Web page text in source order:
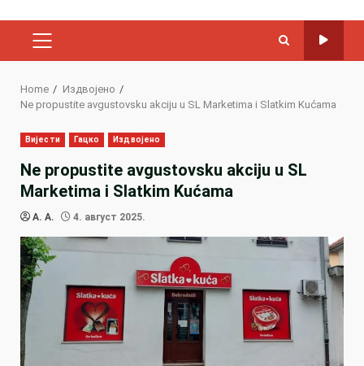
PRIMARY
Home
Издвојено
Ne propustite avgustovsku akciju u SL Marketima i Slatkim Kućama
Вијести Гацко Издвојено
Ne propustite avgustovsku akciju u SL
Marketima i Slatkim Kućama
A. A. 4. август 2025.